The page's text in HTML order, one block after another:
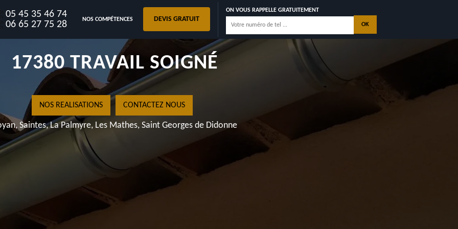
05 45 35 46 74
06 65 27 75 28
NOS COMPÉTENCES DEVIS GRATUIT
ON VOUS RAPPELLE GRATUITEMENT
CHERVETTES
17380 TRAVAIL SOIGNÉ
NOS REALISATIONS CONTACTEZ NOUS
Saintes, La Palmyre, Les Mathes, Saint Georges de Didonne